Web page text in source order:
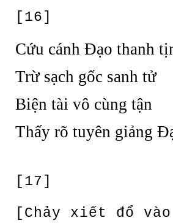
[16]
Cứu cánh Đạo thanh
Trừ sạch gốc sanh tử
Biện tài vô cùng tận
Thấy rõ tuyên giảng
[17]
[Chảy xiết đổ